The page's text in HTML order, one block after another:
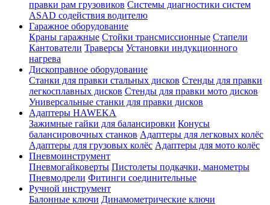
правки рам грузовиков Системы диагностики систем
ASAD содействия водителю
Гаражное оборудование
Краны гаражные Стойки трансмиссионные Стапели
Кантователи Траверсы Установки индукционного
нагрева
Дископравное оборудование
Станки для правки стальных дисков Стенды для правки
легкосплавных дисков Стенды для правки мото дисков
Универсальные станки для правки дисков
Адаптеры HAWEKA
Зажимные гайки для балансировки Конусы
балансировочных станков Адаптеры для легковых колёс
Адаптеры для грузовых колёс Адаптеры для мото колёс
Пневмоинструмент
Пневмогайковерты Пистолеты подкачки, манометры
Пневмодрели Фитинги соединительные
Ручной инструмент
Балонные ключи Динамометрические ключи